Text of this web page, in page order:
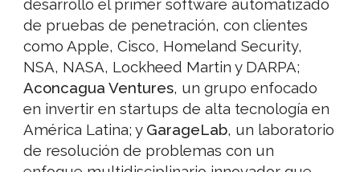
desarrolló el primer software automatizado
de pruebas de penetración, con clientes
como Apple, Cisco, Homeland Security,
NSA, NASA, Lockheed Martin y DARPA;
Aconcagua Ventures, un grupo enfocado
en invertir en startups de alta tecnología en
América Latina; y GarageLab, un laboratorio
de resolución de problemas con un